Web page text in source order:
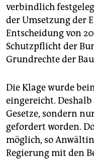
verbindlich
der Umsetzung der
Entscheidung von
Schutzpflicht der
Grundrechte der
Die Klage wurde
eingereicht.
Gesetze, sondern
gefordert worden.
möglich, so
Regierung mit den